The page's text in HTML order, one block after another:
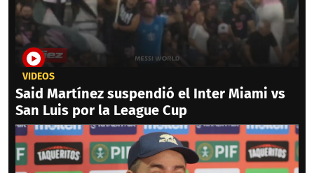
VIDEOS
Said Martínez suspendió el Inter Miami vs
San Luis por la League Cup